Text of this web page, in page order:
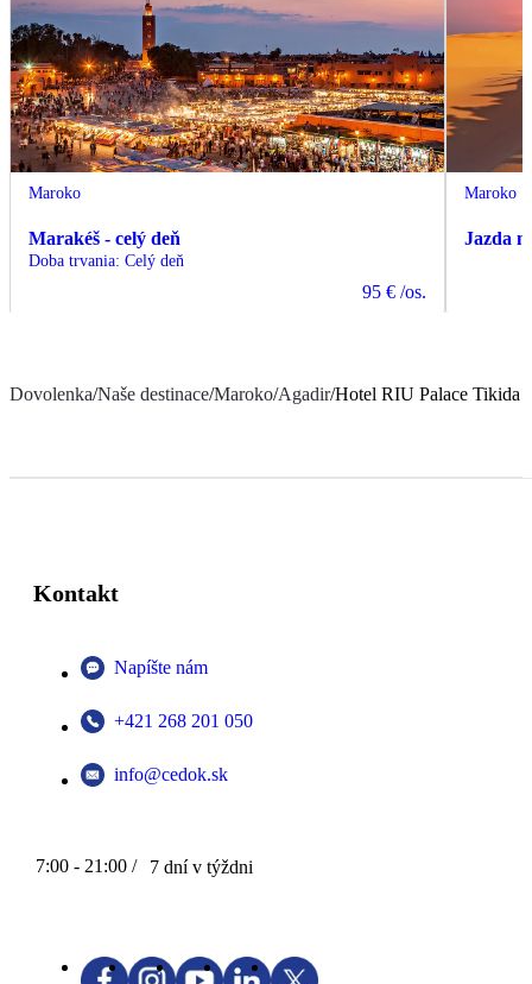
Maroko
Marakéš - celý deň
Doba trvania: Celý deň
95 € /os.
Maroko
Jazda
Dovolenka/Naše destinace/Maroko/Agadir/Hotel RIU Palace Tikida
Kontakt
Napíšte nám
+421 268 201 050
info@cedok.sk
7:00 - 21:00 / 7 dní v týždni